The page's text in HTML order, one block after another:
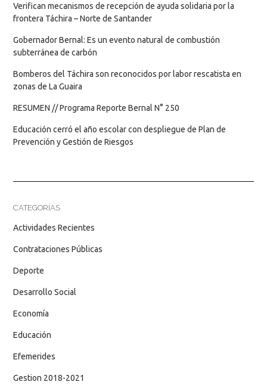
Verifican mecanismos de recepción de ayuda solidaria por la
frontera Táchira – Norte de Santander
Gobernador Bernal: Es un evento natural de combustión
subterránea de carbón
Bomberos del Táchira son reconocidos por labor rescatista en
zonas de La Guaira
RESUMEN // Programa Reporte Bernal N° 250
Educación cerró el año escolar con despliegue de Plan de
Prevención y Gestión de Riesgos
CATEGORÍAS
Actividades Recientes
Contrataciones Públicas
Deporte
Desarrollo Social
Economía
Educación
Efemerides
Gestion 2018-2021